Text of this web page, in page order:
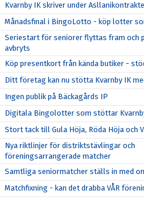
Kvarnby IK skriver under
Månadsfinal i BingoLotto - köp lotter
Seriestart för seniorer flyttas fram och
avbryts
Köp presentkort från kända butiker -
Ditt företag kan nu stötta Kvarnby IK
Ingen publik på Bäckagårds IP
Digitala Bingolotter som stöttar
Stort tack till Gula Höja, Röda Höja och
Nya riktlinjer för distriktstävlingar och
föreningsarrangerade matcher
Samtliga seniormatcher ställs in med
Matchfixning - kan det drabba VÅR